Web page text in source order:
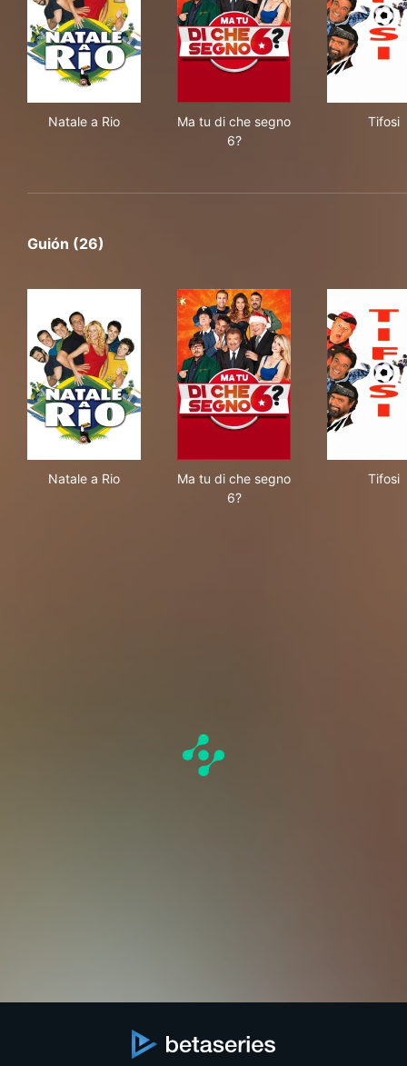
Natale a Rio
Ma tu di che segno
6?
Tifosi
Guión (26)
Natale a Rio
Ma tu di che segno
6?
Tifosi